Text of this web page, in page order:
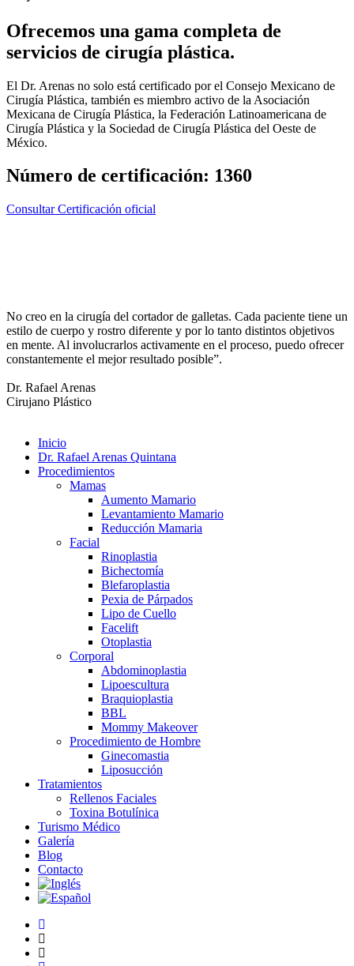
Ofrecemos una gama completa de
servicios de cirugía plástica.
El Dr. Arenas no solo está certificado por el Consejo Mexicano de
Cirugía Plástica, también es miembro activo de la Asociación
Mexicana de Cirugía Plástica, la Federación Latinoamericana de
Cirugía Plástica y la Sociedad de Cirugía Plástica del Oeste de
México.
Número de certificación: 1360
Consultar Certificación oficial
No creo en la cirugía del cortador de galletas. Cada paciente tiene un
estilo de cuerpo y rostro diferente y por lo tanto distintos objetivos
en mente. Al involucrarlos activamente en el proceso, puedo ofrecer
constantemente el mejor resultado posible”.
Dr. Rafael Arenas
Cirujano Plástico
Inicio
Dr. Rafael Arenas Quintana
Procedimientos
Mamas
Aumento Mamario
Levantamiento Mamario
Reducción Mamaria
Facial
Rinoplastia
Bichectomía
Blefaroplastia
Pexia de Párpados
Lipo de Cuello
Facelift
Otoplastia
Corporal
Abdominoplastia
Lipoescultura
Braquioplastia
BBL
Mommy Makeover
Procedimiento de Hombre
Ginecomastia
Liposucción
Tratamientos
Rellenos Faciales
Toxina Botulínica
Turismo Médico
Galería
Blog
Contacto